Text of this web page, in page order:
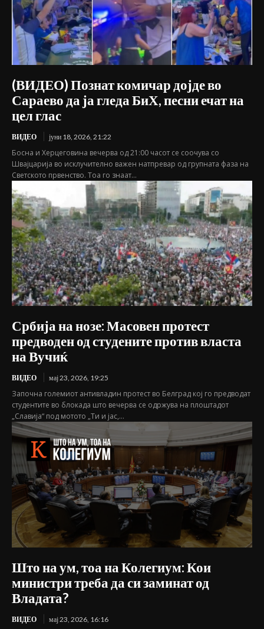
(ВИДЕО) Познат комичар дојде во
Сараево да ја гледа БиХ, песни ечат на
цел глас
ВИДЕО јуни 18, 2026, 21:22
Босна и Херцеговина вечерва од 21:00 часот се соочува со
Швајцарија во исклучително важен натпревар од групната фаза на
Светското првенство. Тоа го знаат...
Србија на нозе: Масовен протест
предводен од студените против власта
на Вучиќ
ВИДЕО мај 23, 2026, 19:25
Започна големиот антивладин протест во Белград кој го предводат
студентите во блокада што вечерва се одржува на плоштадот
„Славија“ под мотото „Ти и јас,...
Што на ум, тоа на Колегиум: Кои
министри треба да си заминат од
Владата?
ВИДЕО мај 23, 2026, 16:16